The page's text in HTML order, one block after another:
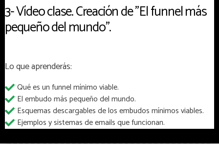
3- Vídeo clase. Creación de "El funnel más
pequeño del mundo".
Lo que aprenderás:
Qué es un funnel mínimo viable.
El embudo más pequeño del mundo.
Esquemas descargables de los embudos mínimos viables.
Ejemplos y sistemas de emails que funcionan.